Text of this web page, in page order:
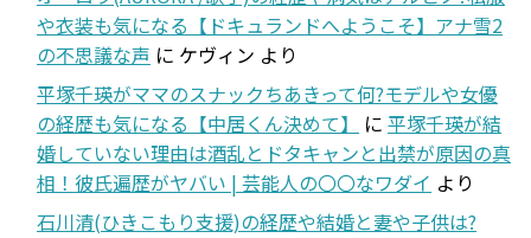
や衣装も気になる【ドキュランドへようこそ】アナ雪2
の不思議な声 に ケヴィン より
平塚千瑛がママのスナックちあきって何?モデルや女優
の経歴も気になる【中居くん決めて】
に 平塚千瑛が結
婚していない理由は酒乱とドタキャンと出禁が原因の真
相！彼氏遍歴がヤバい | 芸能人の〇〇なワダイ より
石川清(ひきこもり支援)の経歴や結婚と妻や子供は?